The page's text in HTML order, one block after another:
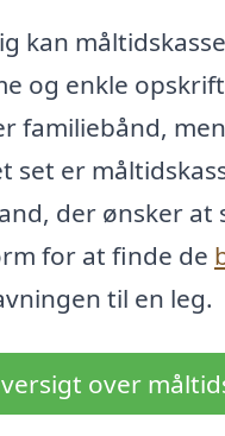
kan
og enkle
familiebånd,
set er
der ønsker at
for at finde de
til en leg.
over